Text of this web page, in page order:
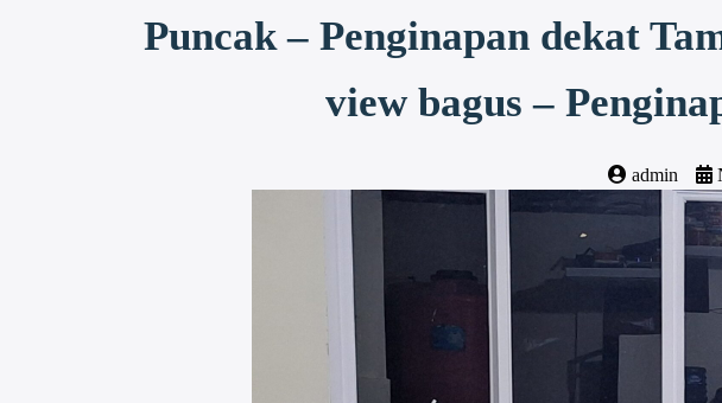
Puncak – Penginapan dekat
view bagus –
admin